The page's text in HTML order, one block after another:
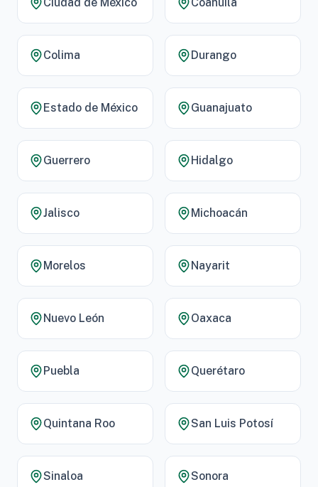
Colima Durango
Estado de México Guanajuato
Guerrero Hidalgo
Jalisco Michoacán
Morelos Nayarit
Nuevo León Oaxaca
Puebla Querétaro
Quintana Roo San Luis Potosí
Sinaloa Sonora